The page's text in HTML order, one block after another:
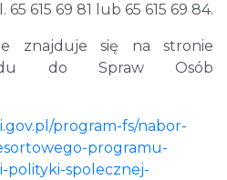
615 69 81 lub 65 615 69 84.
znajduje się na stronie
do Spraw Osób
program-fs/nabor-
programu-
polityki-spolecznej-